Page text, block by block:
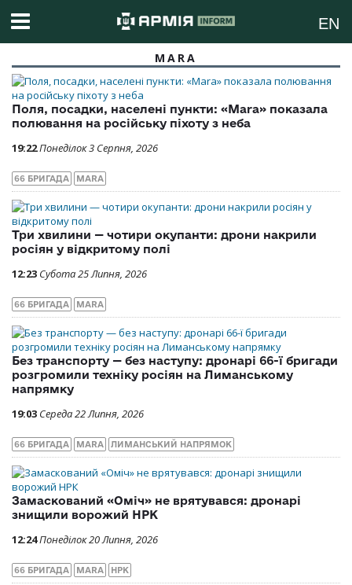
EN
MARA
Поля, посадки, населені пункти: «Mara» показала
полювання на російську піхоту з неба
19:22Понеділок 3 Серпня, 2026
66 БРИГАДА MARA
Три хвилини — чотири окупанти: дрони накрили
росіян у відкритому полі
12:23 Субота 25 Липня, 2026
66 БРИГАДА MARA
Без транспорту — без наступу: дронарі 66-ї бригади
розгромили техніку росіян на Лиманському
напрямку
19:03 Середа 22 Липня, 2026
66 БРИГАДА MARA ЛИМАНСЬКИЙ НАПРЯМОК
Замаскований «Оміч» не врятувався: дронарі
знищили ворожий НРК
12:24Понеділок 20 Липня, 2026
66 БРИГАДА MARA НРК